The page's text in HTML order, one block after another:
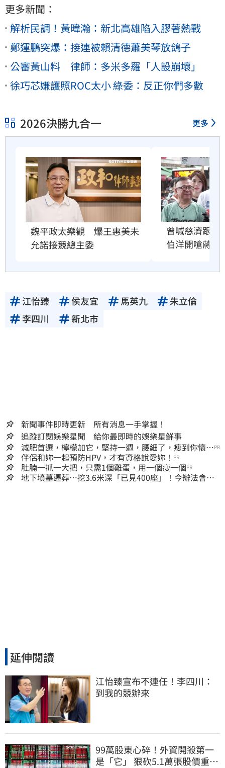
更多新聞：
解析民調！黃暐瀚：新北高雄陷入膠著熱戰
鄭運鵬突爆：接連被賴清德蕭美琴放鴿子
公審黃山料 律師：多米多羅「人設崩壞」
徐巧芯嫌護照ROC太小 綠委：反正你們多數
2026決勝九合一 更多
魏平政太樂觀　爆王惠美未
允諾接競總主委
曾喊慈濟跟民
伯洋開嗆蔣萬
江怡臻 侯友宜 馬英九
朱立倫
李四川
新北市
新聞事件即時更新 所有消息一手掌握！
追蹤訂閱娛樂星聞 給你最即時的娛樂星鮮事
減肥首選，檸檬加它，堅持一週，腰細了，瘦到你懷疑
人生
PR
伴侶和妳一起預防HPV，才有資格說愛妳！ PR
肚腩一抓一大把，只需1個雞蛋，用一個瘦一個PR
地下墳墓遷葬…挖3.6米深「已見400座」！今辦法會安
延伸閱讀
江怡臻宣布不連任！李四川：
到我的競辦來
99萬股東心碎！外資開殺第一
是「它」 狠砍5.1萬張股價重挫